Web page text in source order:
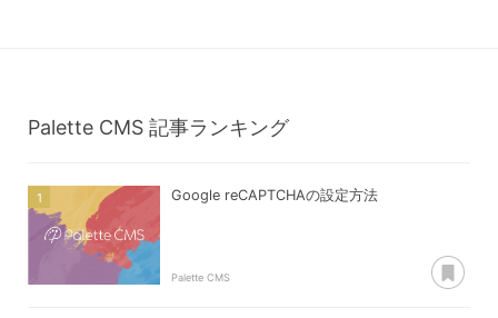
Palette CMS 記事ランキング
Google reCAPTCHAの設定方法
Palette CMS